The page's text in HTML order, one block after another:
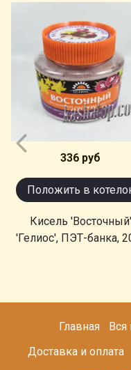
336 руб
Положить в
Кисель 'Восточный'
'Гелиос', ПЭТ-банка,
Главная Вся
Доставка и оплата